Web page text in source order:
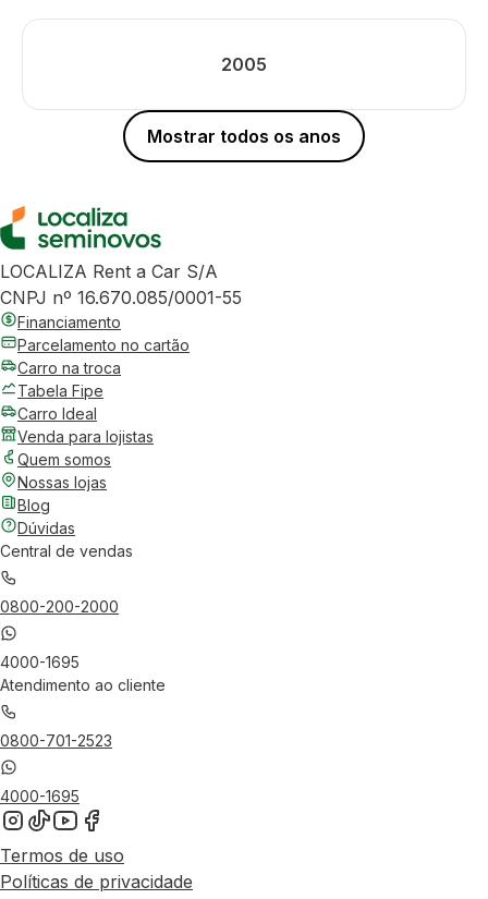
2005
Mostrar todos os anos
LOCALIZA Rent a Car S/A
CNPJ nº 16.670.085/0001-55
Financiamento
Parcelamento no cartão
Carro na troca
Tabela Fipe
Carro Ideal
Venda para lojistas
Quem somos
Nossas lojas
Blog
Dúvidas
Central de vendas
0800-200-2000
4000-1695
Atendimento ao cliente
0800-701-2523
4000-1695
Termos de uso
Políticas de privacidade